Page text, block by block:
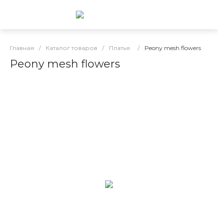
Главная / Каталог товаров / Платья / Peony mesh flowers
Peony mesh flowers